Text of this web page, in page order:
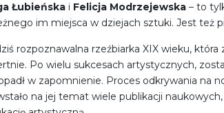
Łubieńska i Felicja Modrzejewska – to
im miejsca w dziejach sztuki. Jest też
rozpoznawalna rzeźbiarka XIX wieku,
Po wielu sukcesach artystycznych,
w zapomnienie. Proces odkrywania na
na jej temat wiele publikacji